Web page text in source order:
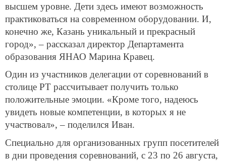
высшем уровне. Дети здесь имеют возможность
практиковаться на современном оборудовании. И,
конечно же, Казань уникальный и прекрасный
город», – рассказал директор Департамента
образования ЯНАО Марина Кравец.
Один из участников делегации от соревнований в
столице РТ рассчитывает получить только
положительные эмоции. «Кроме того, надеюсь
увидеть новые компетенции, в которых я не
участвовал», – поделился Иван.
Специально для организованных групп посетителей
в дни проведения соревнований, с 23 по 26 августа,